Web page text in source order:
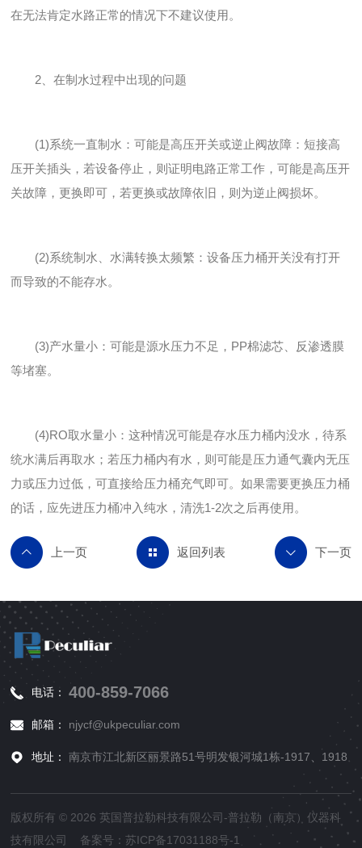
在无法肯定水路正常的情况下不建议使用。
2、在制水过程中出现的问题
(1)系统一直制水：可能是高压开关或逆止阀故障：短接高
压开关插头，若设备停止，则证明电路正常工作，可能是高压开
关故障，更换即可，若更换或故障依旧，则为逆止阀损坏。
(2)系统制水、水满转换太频繁：设备压力桶开关没有打开
而导致的不能存水。
(3)产水量小：可能是源水压力不足，PP棉滤芯、反渗透膜
等堵塞。
(4)RO取水量小：这种情况可能是存水压力桶内没水，待系
统水满后再取水；若压力桶内有水，则可能是压力通气囊内无压
力或压力过低，可直接给压力桶充气即可。如果需要更换压力桶
的话，应先进压力桶冲入纯水，清洗1-2次之后再使用。
返回列表
电话： 400-859-7066
邮箱： njycf@ukpeculiar.com
地址： 南京市江北新区丽景路51号明发银河城1栋-1917、1918
版权所有 © 2026 英国普拉勒科技有限公司-普拉勒（南京）仪器科
技有限公司 备案号：苏ICP备17031188号-1